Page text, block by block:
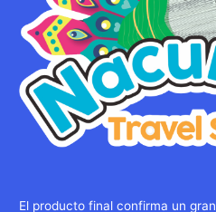
El producto final confirma un